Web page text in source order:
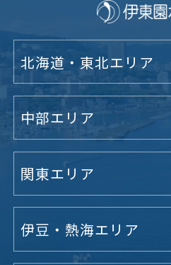
北海道・東北エリア
中部エリア
関東エリア
伊豆・熱海エリア